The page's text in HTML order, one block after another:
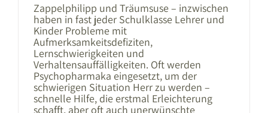
Zappelphilipp und Träumsuse – inzwischen
haben in fast jeder Schulklasse Lehrer und
Kinder Probleme mit
Aufmerksamkeitsdefiziten,
Lernschwierigkeiten und
Verhaltensauffälligkeiten. Oft werden
Psychopharmaka eingesetzt, um der
schwierigen Situation Herr zu werden –
schnelle Hilfe, die erstmal Erleichterung
schafft, aber oft auch unerwünschte